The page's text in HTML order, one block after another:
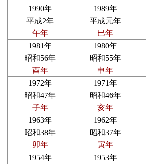
1990年
平成2年
午年
1989年
平成元年
巳年
1981年
昭和56年
酉年
1980年
昭和55年
申年
1972年
昭和47年
子年
1971年
昭和46年
亥年
1963年
昭和38年
卯年
1962年
昭和37年
寅年
1954年
1953年